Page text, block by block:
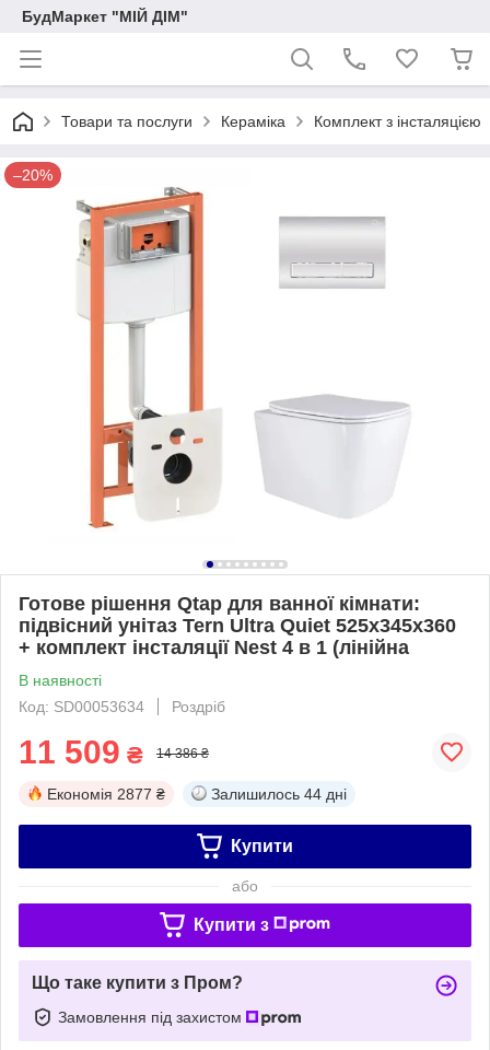
БудМаркет "МІЙ ДІМ"
Товари та послуги Кераміка Комплект з інсталяцією
–20%
Готове рішення Qtap для ванної кімнати:
підвісний унітаз Tern Ultra Quiet 525x345x360
+ комплект інсталяції Nest 4 в 1 (лінійна
В наявності
Код: SD00053634
Роздріб
11 509 ₴ 14 386 ₴
Економія 2877 ₴ Залишилось 44 дні
Купити
або
Купити з
Що таке купити з Пром?
Замовлення під захистом